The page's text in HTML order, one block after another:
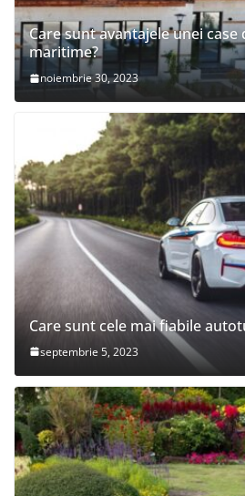
Care sunt avantajele unei
maritime?
noiembrie 30, 2023
Care sunt cele mai fiabile
septembrie 5, 2023